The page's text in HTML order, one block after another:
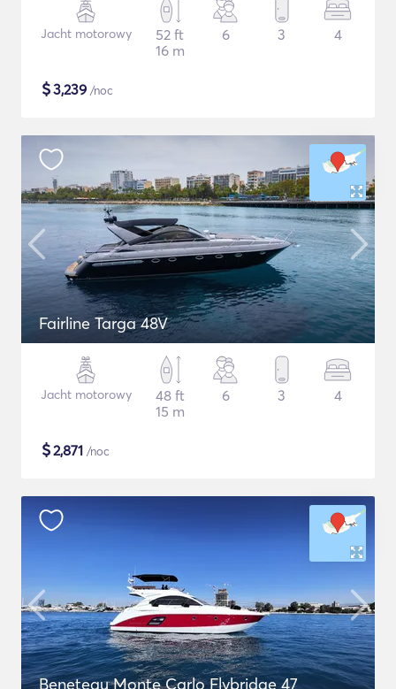
Jacht motorowy
52 ft
16 m
6 3 4
$3,239 /noc
Fairline Targa 48V
Jacht motorowy
48 ft
15 m
6 3 4
$2,871 /noc
Beneteau Monte Carlo Flybridge 47